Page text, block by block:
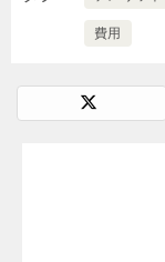
費用